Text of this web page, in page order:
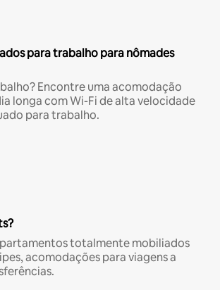
para trabalho para nômades
Encontre uma acomodação
longa com Wi-Fi de alta velocidade
para trabalho.
totalmente mobiliados
acomodações para viagens a